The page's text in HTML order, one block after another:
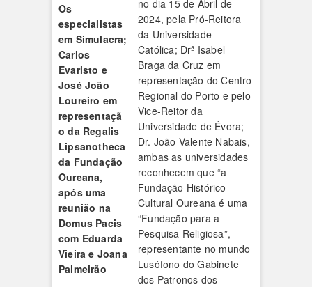
Os
especialistas
em Simulacra;
Carlos
Evaristo e
José João
Loureiro em
representaçã
o da Regalis
Lipsanotheca
da Fundação
Oureana,
após uma
reunião na
Domus Pacis
com Eduarda
Vieira e Joana
Palmeirão
no dia 15 de Abril de
2024, pela Pró-Reitora
da Universidade
Católica; Drª Isabel
Braga da Cruz em
representação do Centro
Regional do Porto e pelo
Vice-Reitor da
Universidade de Évora;
Dr. João Valente Nabais,
ambas as universidades
reconhecem que “a
Fundação Histórico –
Cultural Oureana é uma
“Fundação para a
Pesquisa Religiosa”,
representante no mundo
Lusófono do Gabinete
dos Patronos dos